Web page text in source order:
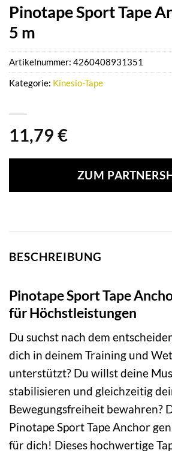
Pinotape Sport Tape
5 m
11,79 €
ZUM
Artikelnummer: 4260408931351
Kategorie: Kinesio-Tape
BESCHREIBUNG
Pinotape Sport Tape
für Höchstleistungen
Du suchst nach dem
dich in deinem Training und
unterstützt? Du willst deine
stabilisieren und gleichzeitig
Bewegungsfreiheit bewahren?
Pinotape Sport Tape Anchor
für dich! Dieses hochwertige